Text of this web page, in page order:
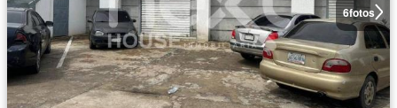
6fotos